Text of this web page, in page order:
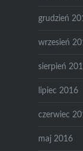
grudzień
wrzesień
sierpień
lipiec 2016
czerwiec
maj 2016